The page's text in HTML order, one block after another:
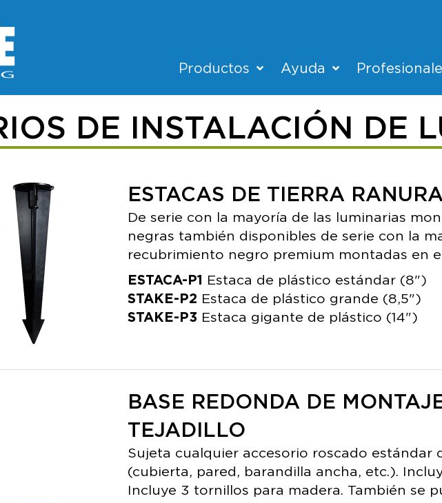
Productos Ayuda
DE INSTALACIÓN DE
ESTACAS DE TIERRA
De serie con la mayoría de las luminarias
negras también disponibles de serie con la
recubrimiento negro premium montadas en
ESTACA-P1 Estaca de plástico estándar (8")
STAKE-P2 Estaca de plástico grande (8,5")
STAKE-P3 Estaca gigante de plástico (14")
BASE REDONDA DE
TEJADILLO
Sujeta cualquier accesorio roscado estándar
(cubierta, pared, barandilla ancha, etc.).
Incluye 3 tornillos para madera. También se